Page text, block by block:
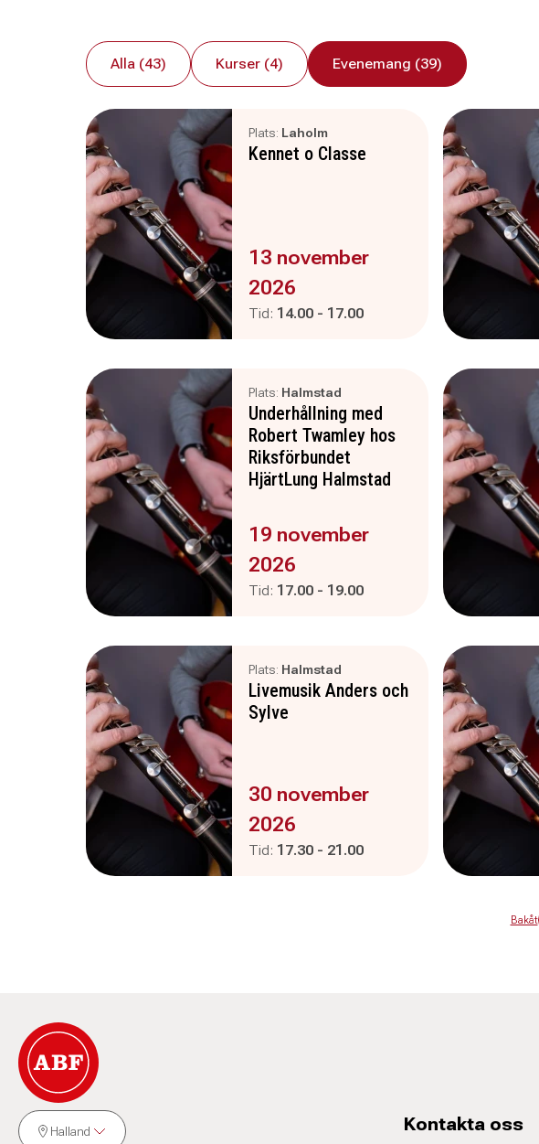
Alla (43) Kurser (4) Evenemang (39)
Plats: Laholm
Kennet o Classe
Evenemanget är :
13 november
2026
Tid: Pågår mellan
14.00 - och
17.00
Plats: Halmstad
Underhållning med
Robert Twamley hos
Riksförbundet
HjärtLung Halmstad
Evenemanget är :
19 november
2026
Tid: Pågår mellan
17.00 - och
19.00
Plats: Halmstad
Livemusik Anders och
Sylve
Evenemanget är :
30 november
2026
Tid: Pågår mellan
17.30 - och
21.00
Bakåt
Halland Kontakta oss